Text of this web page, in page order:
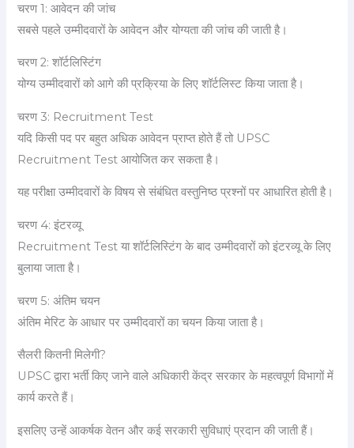
चरण 1: आवेदन की जांच
सबसे पहले उम्मीदवारों के आवेदन और योग्यता की जांच की जाती है।
चरण 2: शॉर्टलिस्टिंग
योग्य उम्मीदवारों को आगे की प्रक्रिया के लिए शॉर्टलिस्ट किया जाता है।
चरण 3: Recruitment Test
यदि किसी पद पर बहुत अधिक आवेदन प्राप्त होते हैं तो UPSC
Recruitment Test आयोजित कर सकता है।
यह परीक्षा उम्मीदवारों के विषय से संबंधित वस्तुनिष्ठ प्रश्नों पर आधारित होती है।
चरण 4: इंटरव्यू
Recruitment Test या शॉर्टलिस्टिंग के बाद उम्मीदवारों को इंटरव्यू के लिए
बुलाया जाता है।
चरण 5: अंतिम चयन
अंतिम मेरिट के आधार पर उम्मीदवारों का चयन किया जाता है।
सैलरी कितनी मिलेगी?
UPSC द्वारा भर्ती किए जाने वाले अधिकारी केंद्र सरकार के महत्वपूर्ण विभागों में
कार्य करते हैं।
इसलिए उन्हें आकर्षक वेतन और कई सरकारी सुविधाएं प्रदान की जाती हैं।